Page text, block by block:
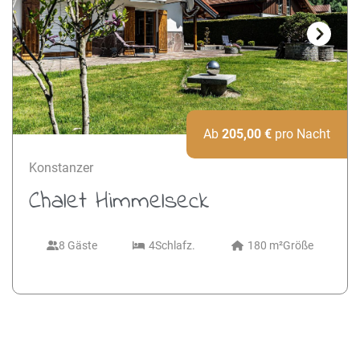
Next
Konstanzer
Chalet Himmelseck
8 Gäste 4Schlafz. 180 m²Größe
Ab 205,00 € pro Nacht